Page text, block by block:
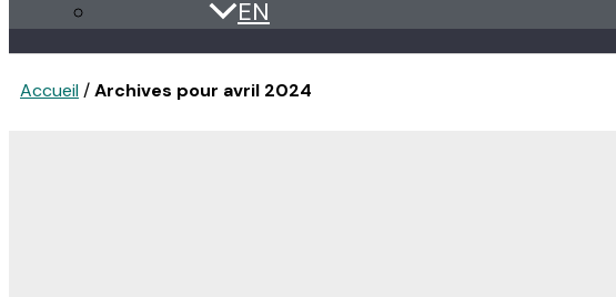
EN
Accueil/Archives pour avril 2024